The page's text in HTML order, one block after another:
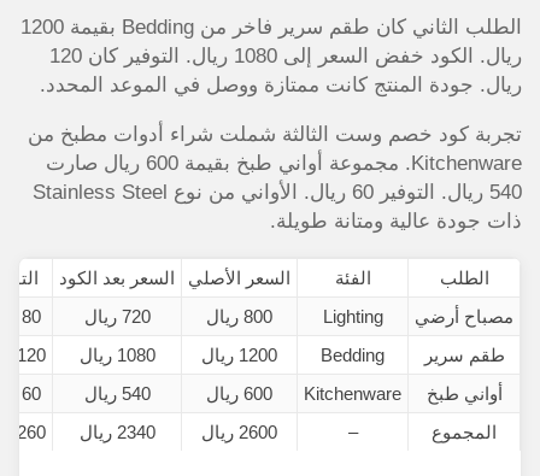
الطلب الثاني كان طقم سرير فاخر من Bedding بقيمة 1200
ريال. الكود خفض السعر إلى 1080 ريال. التوفير كان 120
ريال. جودة المنتج كانت ممتازة ووصل في الموعد المحدد.
تجربة كود خصم وست الثالثة شملت شراء أدوات مطبخ من
Kitchenware. مجموعة أواني طبخ بقيمة 600 ريال صارت
540 ريال. التوفير 60 ريال. الأواني من نوع Stainless Steel
ذات جودة عالية ومتانة طويلة.
الطلب الفئة السعر الأصلي السعر بعد الكود
مصباح أرضي
Lighting 800 ريال 720 ريال
80 ريال
طقم سرير
Bedding 1200 ريال 1080 ريال
120 ريال
أواني طبخ
Kitchenware 600 ريال 540 ريال
60 ريال
المجموع
– 2600 ريال 2340 ريال 260 ريال